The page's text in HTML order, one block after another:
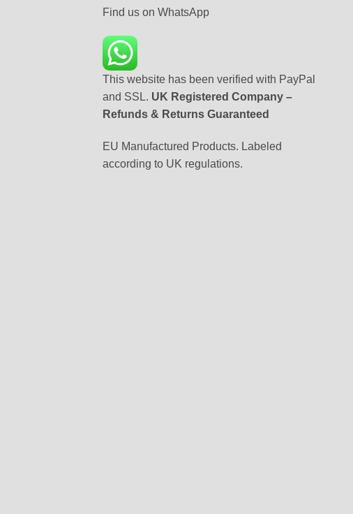
Find us on WhatsApp
This website has been verified with PayPal
and SSL. UK Registered Company –
Refunds & Returns Guaranteed
EU Manufactured Products. Labeled
according to UK regulations.